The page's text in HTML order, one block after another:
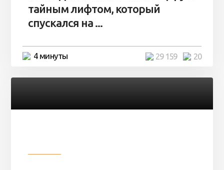
тайным лифтом, который
спускался на ...
4 минуты 20
29 159